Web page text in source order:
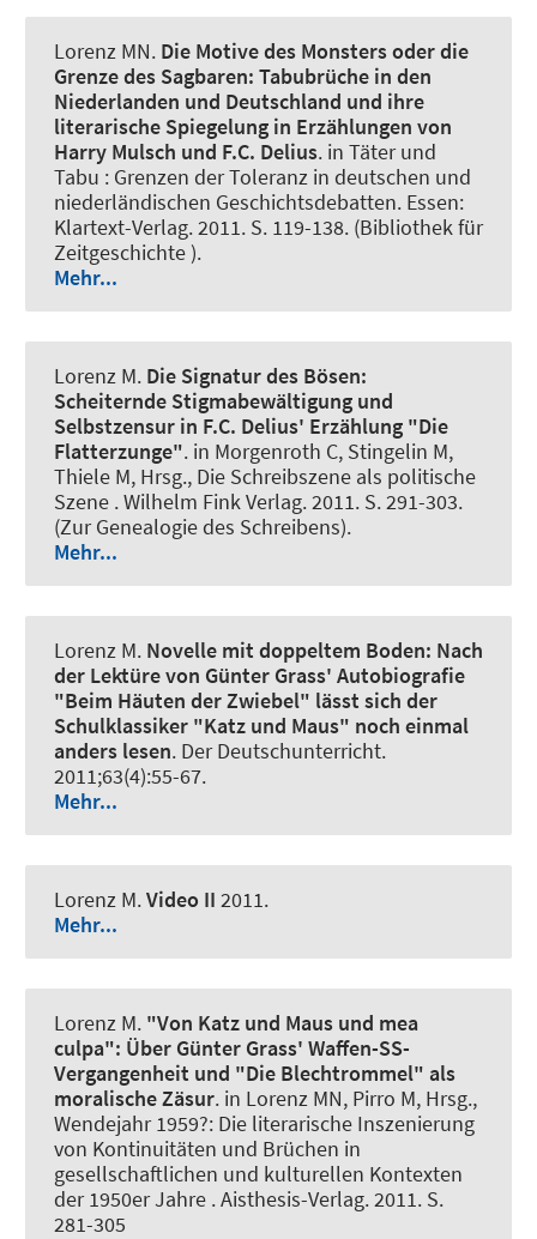
Lorenz MN. Die Motive des Monsters oder die
Grenze des Sagbaren: Tabubrüche in den
Niederlanden und Deutschland und ihre
literarische Spiegelung in Erzählungen von
Harry Mulsch und F.C. Delius. in Täter und
Tabu : Grenzen der Toleranz in deutschen und
niederländischen Geschichtsdebatten. Essen:
Klartext-Verlag. 2011. S. 119-138. (Bibliothek für
Zeitgeschichte ).
Mehr...
Lorenz M. Die Signatur des Bösen:
Scheiternde Stigmabewältigung und
Selbstzensur in F.C. Delius' Erzählung "Die
Flatterzunge". in Morgenroth C, Stingelin M,
Thiele M, Hrsg., Die Schreibszene als politische
Szene . Wilhelm Fink Verlag. 2011. S. 291-303.
(Zur Genealogie des Schreibens).
Mehr...
Lorenz M. Novelle mit doppeltem Boden: Nach
der Lektüre von Günter Grass' Autobiografie
"Beim Häuten der Zwiebel" lässt sich der
Schulklassiker "Katz und Maus" noch einmal
anders lesen. Der Deutschunterricht.
2011;63(4):55-67.
Mehr...
Lorenz M.Video II 2011.
Mehr...
Lorenz M. "Von Katz und Maus und mea
culpa": Über Günter Grass' Waffen-SS-
Vergangenheit und "Die Blechtrommel" als
moralische Zäsur. in Lorenz MN, Pirro M, Hrsg.,
Wendejahr 1959?: Die literarische Inszenierung
von Kontinuitäten und Brüchen in
gesellschaftlichen und kulturellen Kontexten
der 1950er Jahre . Aisthesis-Verlag. 2011. S.
281-305